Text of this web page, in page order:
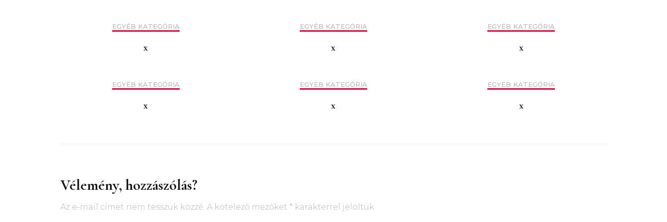
EGYÉB KATEGÓRIA
x
EGYÉB KATEGÓRIA
x
EGYÉB KATEGÓRIA
x
EGYÉB KATEGÓRIA
x
EGYÉB KATEGÓRIA
x
EGYÉB KATEGÓRIA
x
Vélemény, hozzászólás?
Az e-mail címet nem tesszük közzé. A kötelező mezőket * karakterrel jelöltük